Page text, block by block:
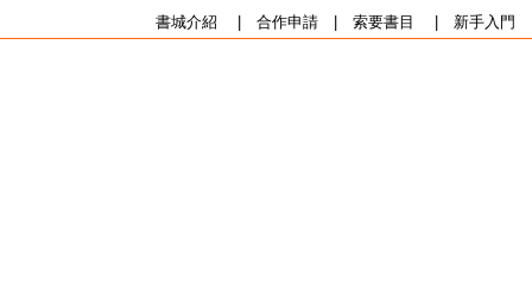
書城介紹 合作申請| 索要書目 新手入門